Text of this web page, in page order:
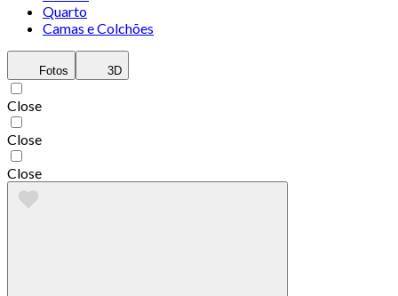
Quarto
Camas e Colchões
Fotos 3D
Close
Close
Close